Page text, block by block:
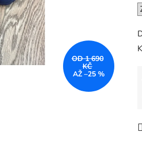
OD 1 690
KČ
AŽ –25 %